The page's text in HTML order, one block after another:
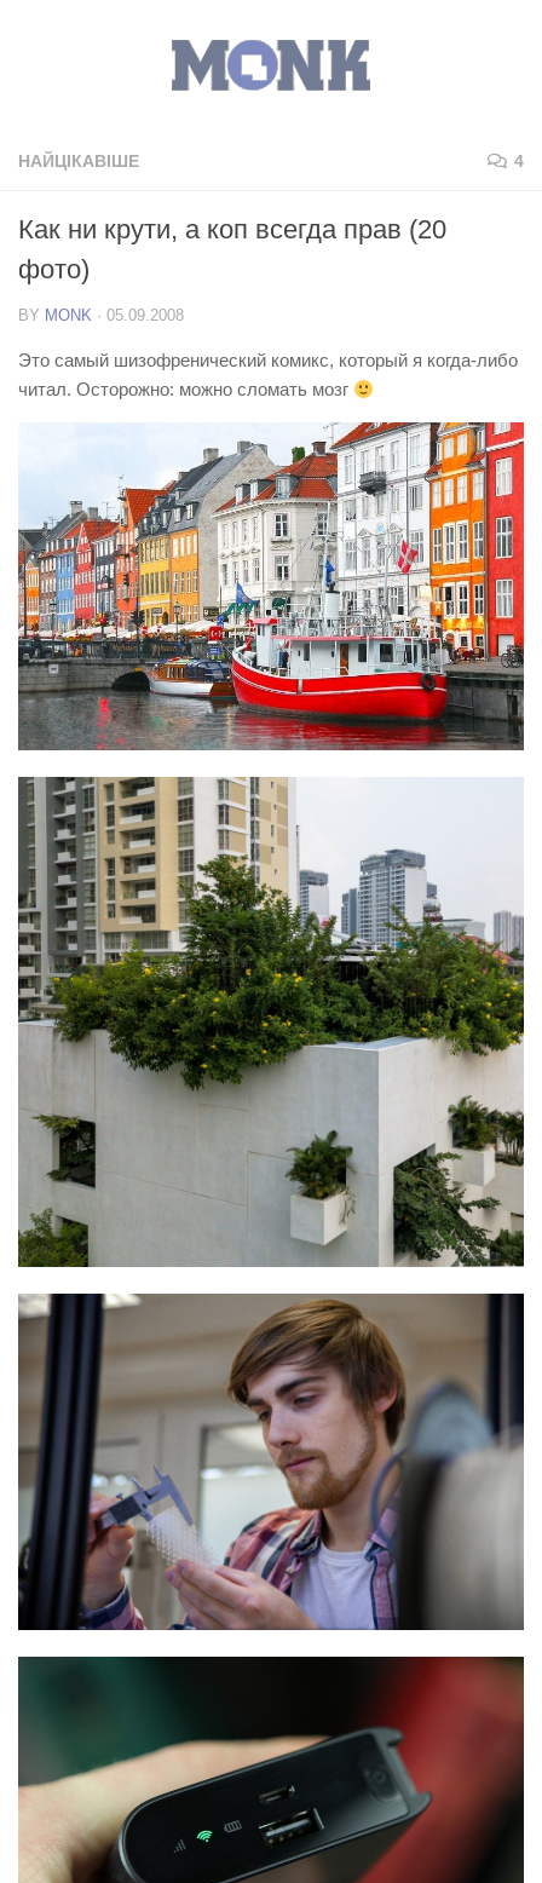
НАЙЦІКАВІШЕ 4
Как ни крути, а коп всегда прав (20
фото)
BY MONK · 05.09.2008
Это самый шизофренический комикс, который я когда-либо
читал. Осторожно: можно сломать мозг